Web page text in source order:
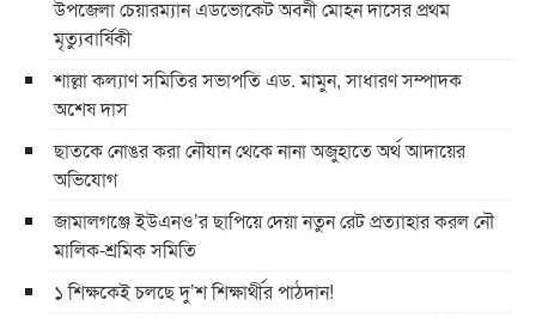
উপজেলা চেয়ারম্যান এডভোকেট অবনী মোহন দাসের প্রথম
মৃত্যুবার্ষিকী
শাল্লা কল্যাণ সমিতির সভাপতি এড. মামুন, সাধারণ সম্পাদক
অশেষ দাস
ছাতকে নোঙর করা নৌযান থেকে নানা অজুহাতে অর্থ আদায়ের
অভিযোগ
জামালগঞ্জে ইউএনও’র ছাপিয়ে দেয়া নতুন রেট প্রত্যাহার করল নৌ
মালিক-শ্রমিক সমিতি
১ শিক্ষকেই চলছে দু’শ শিক্ষার্থীর পাঠদান!